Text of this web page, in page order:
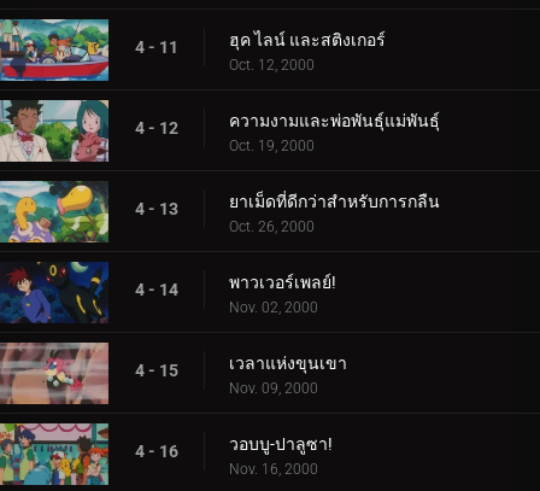
4 - 11 ฮุค ไลน์ และสติงเกอร์
Oct. 12, 2000
4 - 12 ความงามและพ่อพันธุ์แม่พันธุ์
Oct. 19, 2000
4 - 13 ยาเม็ดที่ดีกว่าสำหรับการกลืน
Oct. 26, 2000
4 - 14 พาวเวอร์เพลย์!
Nov. 02, 2000
4 - 15 เวลาแห่งขุนเขา
Nov. 09, 2000
4 - 16 วอบบู-ปาลูซา!
Nov. 16, 2000